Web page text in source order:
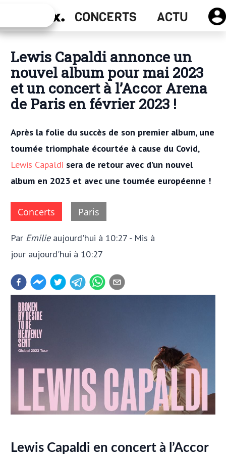
CONCERTS ACTU
Concerts
Lewis Capaldi annonce un
nouvel album pour mai 2023
et un concert à l’Accor Arena
de Paris en février 2023 !
Après la folie du succès de son premier album, une
tournée triomphale écourtée à cause du Covid,
Lewis Capaldi sera de retour avec d’un nouvel
album en 2023 et avec une tournée européenne !
Concerts Paris
Par Emilie aujourd'hui à 10:27 - Mis à
jour aujourd'hui à 10:27
Lewis Capaldi en concert à l’Accor